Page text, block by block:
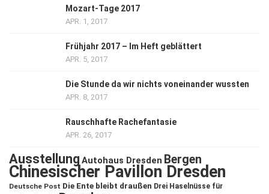
Mozart-Tage 2017
APR. 1, 2017
Frühjahr 2017 – Im Heft geblättert
APR. 5, 2017
Die Stunde da wir nichts voneinander wussten
APR. 8, 2017
Rauschhafte Rachefantasie
APR. 26, 2017
Ausstellung Autohaus Dresden Bergen
Chinesischer Pavillon Dresden
Deutsche Post Die Ente bleibt draußen Drei Haselnüsse für